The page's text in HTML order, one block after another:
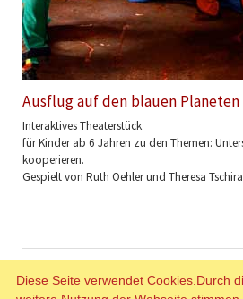
Ausflug auf den blauen Planeten
Interaktives Theaterstück
für Kinder ab 6 Jahren zu den Themen:
kooperieren.
Gespielt von Ruth Oehler und Theresa Tschira
überspringen
Kontakt
Diese Seite verwendet Cookies.Durch